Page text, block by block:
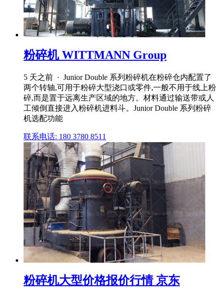
粉碎机 WITTMANN Group
5 天之前 · Junior Double 系列粉碎机在粉碎仓内配置了
两个转轴,可用于粉碎大型浇口或零件,一般不用于线上粉
碎,而是置于远离生产区域的地方。材料通过输送带或人
工倾倒直接进入粉碎机进料斗。Junior Double 系列粉碎
机选配功能
联系电话: 180 3780 8511
粉碎机大型价格报价行情 京东